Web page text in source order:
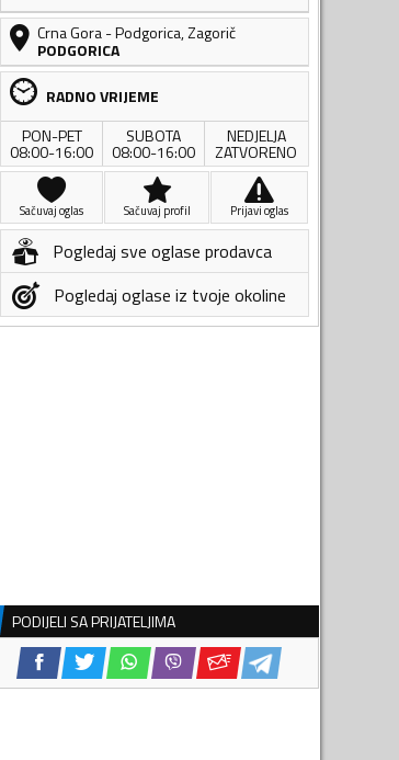
Crna Gora-Podgorica,Zagorič
PODGORICA
RADNO VRIJEME
PON-PET
08:00-16:00
SUBOTA
08:00-16:00
NEDJELJA
ZATVORENO
Sačuvaj oglas Sačuvaj profil Prijavi oglas
Pogledaj sve oglase prodavca
Pogledaj oglase iz tvoje okoline
PODIJELI SA PRIJATELJIMA